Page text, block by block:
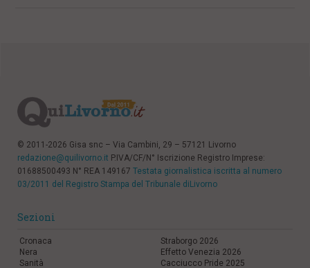
© 2011-2026 Gisa snc – Via Cambini, 29 – 57121 Livorno
redazione@quilivorno.it P.IVA/CF/N° Iscrizione Registro Imprese:
01688500493 N° REA 149167 Testata giornalistica iscritta al numero
03/2011 del Registro Stampa del Tribunale diLivorno
Sezioni
Cronaca
Nera
Sanità
Straborgo 2026
Effetto Venezia 2026
Cacciucco Pride 2025